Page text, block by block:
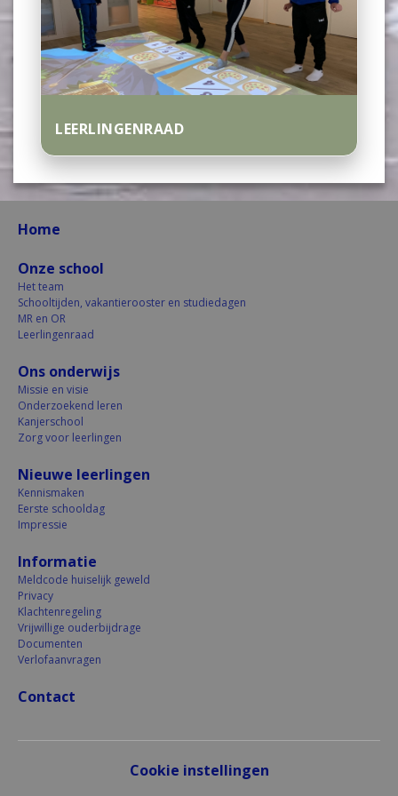
editie.
Nieuwsbrief (2) maart 2026.pdf
Uitnodiging Univé
Kroon.docx
Flyer Scholierenveldloop Hollands
Kroon 2026.pdf
Kinderburgemeester 2026.pdf
ruilbeurs.pdf
Nieuwsbrief
Gert Jan RiemersinSchool
LEERLINGENRAAD
Home
Onze school
Het team
Schooltijden, vakantierooster en studiedagen
MR en OR
Leerlingenraad
Ons onderwijs
Missie en visie
Onderzoekend leren
Kanjerschool
Zorg voor leerlingen
Nieuwe leerlingen
Kennismaken
Eerste schooldag
Impressie
Informatie
Meldcode huiselijk geweld
Privacy
Klachtenregeling
Vrijwillige ouderbijdrage
Documenten
Verlofaanvragen
Contact
Cookie instellingen